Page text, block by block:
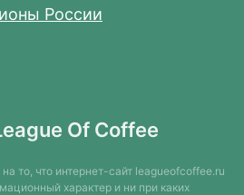
России
Of Coffee
то, что интернет-сайт leagueofcoffee.ru
характер и ни при каких